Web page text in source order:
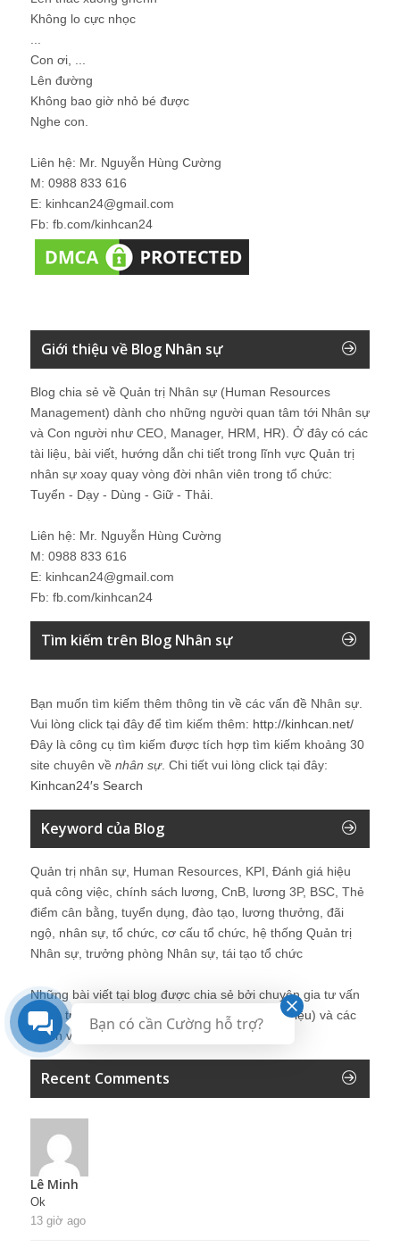
Không lo cực nhọc
Con ơi, ...
Lên đường
Không bao giờ nhỏ bé được
Nghe con.
Liên hệ: Mr. Nguyễn Hùng Cường
M: 0988 833 616
E: kinhcan24@gmail.com
Fb: fb.com/kinhcan24
Giới thiệu về Blog Nhân sự
Blog chia sẻ về Quản trị Nhân sự (Human Resources
Management) dành cho những người quan tâm tới Nhân sự
và Con người như CEO, Manager, HRM, HR). Ở đây có các
tài liệu, bài viết, hướng dẫn chi tiết trong lĩnh vực Quản trị
nhân sự xoay quay vòng đời nhân viên trong tổ chức:
Tuyển - Dạy - Dùng - Giữ - Thải.
Liên hệ: Mr. Nguyễn Hùng Cường
M: 0988 833 616
E: kinhcan24@gmail.com
Fb: fb.com/kinhcan24
Tìm kiếm trên Blog Nhân sự
Bạn muốn tìm kiếm thêm thông tin về các vấn đề Nhân sự
Vui lòng click tại đây để tìm kiếm thêm: http://kinhcan.net/
Đây là công cụ tìm kiếm được tích hợp tìm kiếm khoảng 30
site chuyên về nhân sự. Chi tiết vui lòng click tại đây:
Kinhcan24′s Search
Keyword của Blog
Quản trị nhân sự, Human Resources, KPI, Đánh giá hiệu
quả công việc, chính sách lương, CnB, lương 3P, BSC, Thẻ
điểm cân bằng, tuyển dụng, đào tạo, lương thưởng, đãi
ngộ, nhân sự, tổ chức, cơ cấu tổ chức, hệ thống Quản trị
Nhân sự, trưởng phòng Nhân sự, tái tạo tổ chức
Những bài viết tại blog được chia sẻ bởi chuyên gia tư vấn
Quản trị Nhân sự Nguyễn Hùng Cường (
giới thiệu) và các
thành viên khác trong cộng đồng Nhân sự.
Recent Comments
Lê Minh
Ok
13 giờ ago
Bạn có cần Cường hỗ trợ?